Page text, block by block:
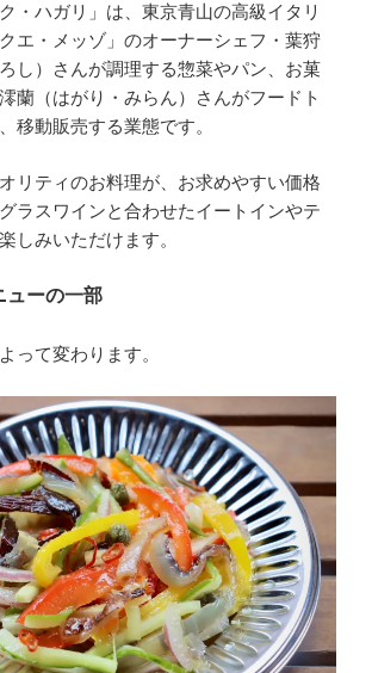
・ハガリ」は、東京青山の高級イタリ
エ・メッゾ」のオーナーシェフ・葉狩
し）さんが調理する惣菜やパン、お菓
蘭（はがり・みらん）さんがフードト
移動販売する業態です。
リティのお料理が、お求めやすい価格
ラスワインと合わせたイートインやテ
しみいただけます。
ーの一部
って変わります。